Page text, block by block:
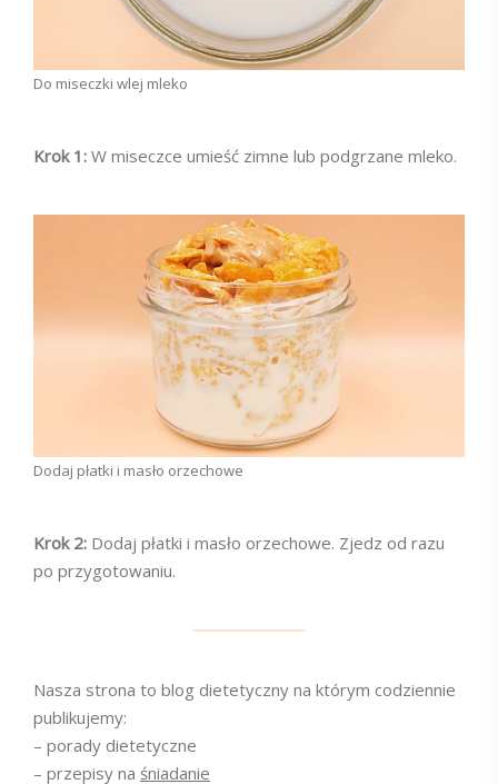
Do miseczki wlej mleko
Krok 1: W miseczce umieść zimne lub podgrzane mleko.
Dodaj płatki i masło orzechowe
Krok 2: Dodaj płatki i masło orzechowe. Zjedz od razu
po przygotowaniu.
Nasza strona to blog dietetyczny na którym codziennie
publikujemy:
– porady dietetyczne
– przepisy na śniadanie